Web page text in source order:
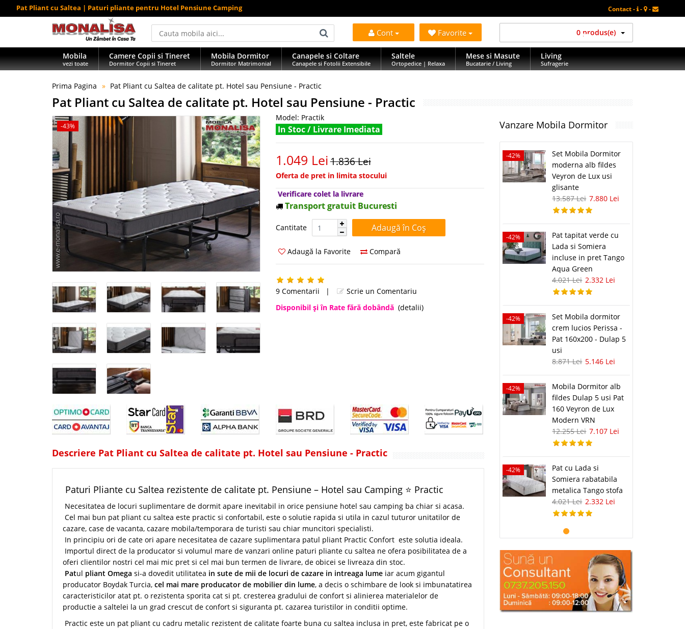
Pat Pliant cu Saltea | Paturi pliante pentru Hotel Pensiune Camping Contact - - -
Cont Favorite 0 produs(e)
Mobila
vezi toate
Camere Copii si Tineret
Dormitor Copii si Tineret
Mobila Dormitor
Dormitor Matrimonial
Canapele si Coltare
Canapele si Fotolii Extensibile
Saltele
Ortopedice | Relaxa
Mese si Masute
Bucatarie / Living
Living
Sufragerie
Prima Pagina Pat Pliant cu Saltea de calitate pt. Hotel sau Pensiune - Practic
Pat Pliant cu Saltea de calitate pt. Hotel sau Pensiune - Practic
-43%
Model: Practik
In Stoc / Livrare Imediata
1.049 Lei1.836 Lei
Oferta de pret in limita stocului
Verificare colet la livrare
Transport gratuit Bucuresti
Cantitate Cantitate:
Adaugă la Favorite Compară
9 Comentarii |
Scrie un Comentariu
Disponibil şi în Rate fără dobândă (detalii)
Descriere Pat Pliant cu Saltea de calitate pt. Hotel sau Pensiune - Practic
Paturi Pliante cu Saltea rezistente de calitate pt. Pensiune – Hotel sau Camping ⭐ Practic
Necesitatea de locuri suplimentare de dormit apare inevitabil in orice pensiune hotel sau camping ba chiar si acasa.
Cel mai bun pat pliant cu saltea este practic si confortabil, este o solutie rapida si utila in cazul tuturor unitatilor de
cazare, case de vacanta, cazare mobila/temporara de turisti sau chiar muncitori specialisti.
In principiu ori de cate ori apare necesitatea de cazare suplimentara patul pliant Practic Confort este solutia ideala.
Importul direct de la producator si volumul mare de vanzari online paturi pliante cu saltea ne ofera posibilitatea de a
oferi clientilor nostri cel mai mic pret si cel mai bun termen de livrare, de obicei se livreaza din stoc.
Patul pliant Omega si-a dovedit utilitatea in sute de mii de locuri de cazare in intreaga lume iar acum gigantul
producator Boydak Turcia, cel mai mare producator de mobilier din lume, a decis o schimbare de look si imbunatatirea
caracteristicilor atat pt. o rezistenta sporita cat si pt. cresterea gradului de confort si alinierea materialelor de
productie a saltelei la un grad crescut de confort si siguranta pt. cazarea turistilor in conditii optime.
Practic este un pat pliant cu cadru metalic rezistent de calitate foarte buna cu saltea inclusa in pret, este fabricat pe o
Vanzare Mobila Dormitor
-42%
Set Mobila Dormitor
moderna alb fildes
Veyron de Lux usi
glisante
13.587 Lei 7.880 Lei
-42%
Pat tapitat verde cu
Lada si Somiera
incluse in pret Tango
Aqua Green
4.021 Lei 2.332 Lei
-42%
Set Mobila dormitor
crem lucios Perissa -
Pat 160x200 - Dulap 5
usi
8.871 Lei 5.146 Lei
-42%
Mobila Dormitor alb
fildes Dulap 5 usi Pat
160 Veyron de Lux
Modern VRN
12.255 Lei 7.107 Lei
-42%
Pat cu Lada si
Somiera rabatabila
metalica Tango stofa
4.021 Lei 2.332 Lei